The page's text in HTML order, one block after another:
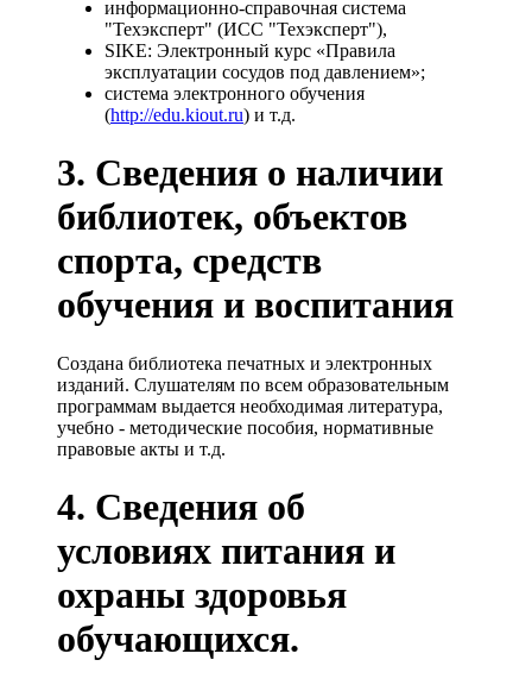
информационно-справочная система
"Техэксперт" (ИСС "Техэксперт"),
SIKE: Электронный курс «Правила
эксплуатации сосудов под давлением»;
система электронного обучения
(http://edu.kiout.ru) и т.д.
3. Сведения о наличии
библиотек, объектов
спорта, средств
обучения и воспитания
Создана библиотека печатных и электронных
изданий. Слушателям по всем образовательным
программам выдается необходимая литература,
учебно - методические пособия, нормативные
правовые акты и т.д.
4. Сведения об
условиях питания и
охраны здоровья
обучающихся.